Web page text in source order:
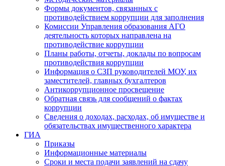
Формы документов, связанных с
противодействием коррупции для заполнения
Комиссии Управления образования АГО
деятельность которых направлена на
противодействие коррупции
Планы работы, отчеты, доклады по вопросам
противодействия коррупции
Информация о СЗП руководителей МОУ, их
заместителей, главных бухгалтеров
Антикоррупционное просвещение
Обратная связь для сообщений о фактах
коррупции
Сведения о доходах, расходах, об имуществе и
обязательствах имущественного характера
ГИА
Приказы
Информационные материалы
Сроки и места подачи заявлений на сдачу